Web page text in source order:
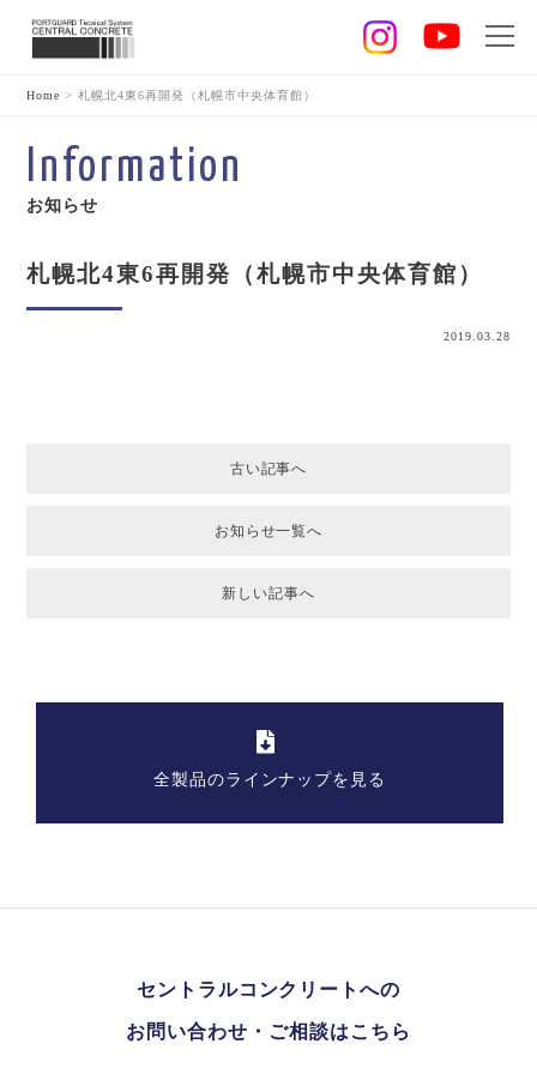
Home >札幌北4東6再開発（札幌市中央体育館）
Information
お知らせ
札幌北4東6再開発（札幌市中央体育館）
2019.03.28
古い記事へ
お知らせ一覧へ
新しい記事へ
全製品のラインナップを見る
セントラルコンクリートへの
お問い合わせ・ご相談はこちら